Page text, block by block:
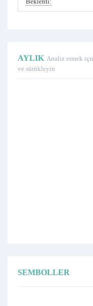
AYLIK Analiz etmek
ve sürükleyin
SEMBOLLER